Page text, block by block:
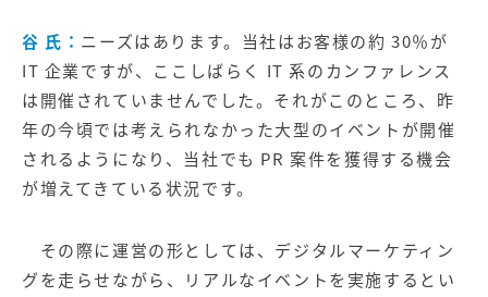
谷 氏： ニーズはあります。当社はお客様の約 30％が
IT 企業ですが、ここしばらく IT 系のカンファレンス
は開催されていませんでした。それがこのところ、昨
年の今頃では考えられなかった大型のイベントが開催
されるようになり、当社でも PR 案件を獲得する機会
が増えてきている状況です。
その際に運営の形としては、デジタルマーケティン
グを走らせながら、リアルなイベントを実施するとい